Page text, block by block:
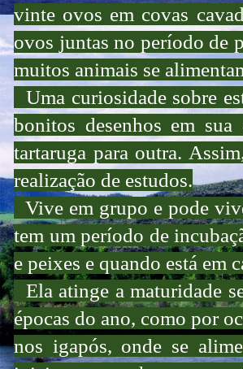
vinte ovos em covas
ovos juntas no período de
muitos animais se
Uma curiosidade sobre
bonitos desenhos em
tartaruga para outra.
realização de estudos.
Vive em grupo e pode
tem um período de
e peixes e quando está em
Ela atinge a maturidade
épocas do ano, como por
nos igapós, onde se